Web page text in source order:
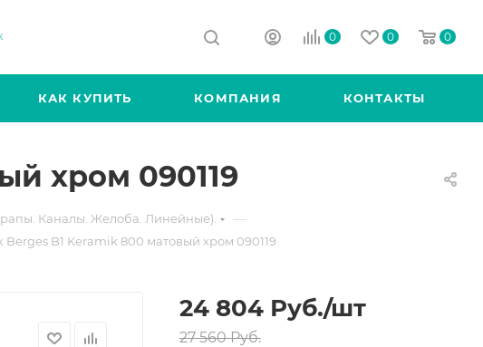
0 0 0
КАК КУПИТЬ КОМПАНИЯ КОНТАКТЫ
хром 090119
Каналы. Желоба. Линейные). —
Berges B1 Keramik 800 матовый хром 090119
24 804 Руб./шт
27 560Руб.